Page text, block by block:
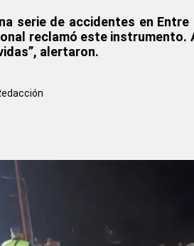
serie de accidentes en
reclamó este instrumento.
alertaron.